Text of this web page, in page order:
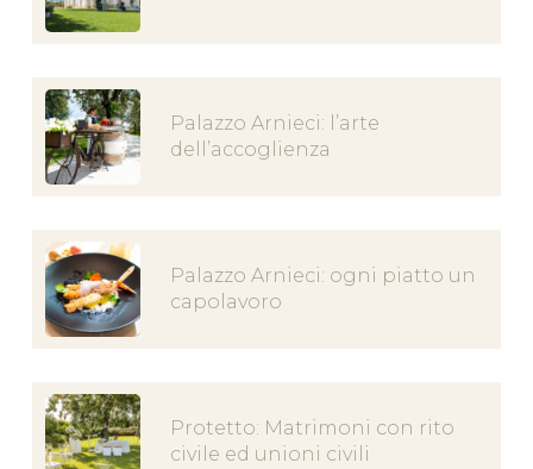
Palazzo Arnieci: l’arte
dell’accoglienza
Palazzo Arnieci: ogni piatto un
capolavoro
Protetto: Matrimoni con rito
civile ed unioni civili